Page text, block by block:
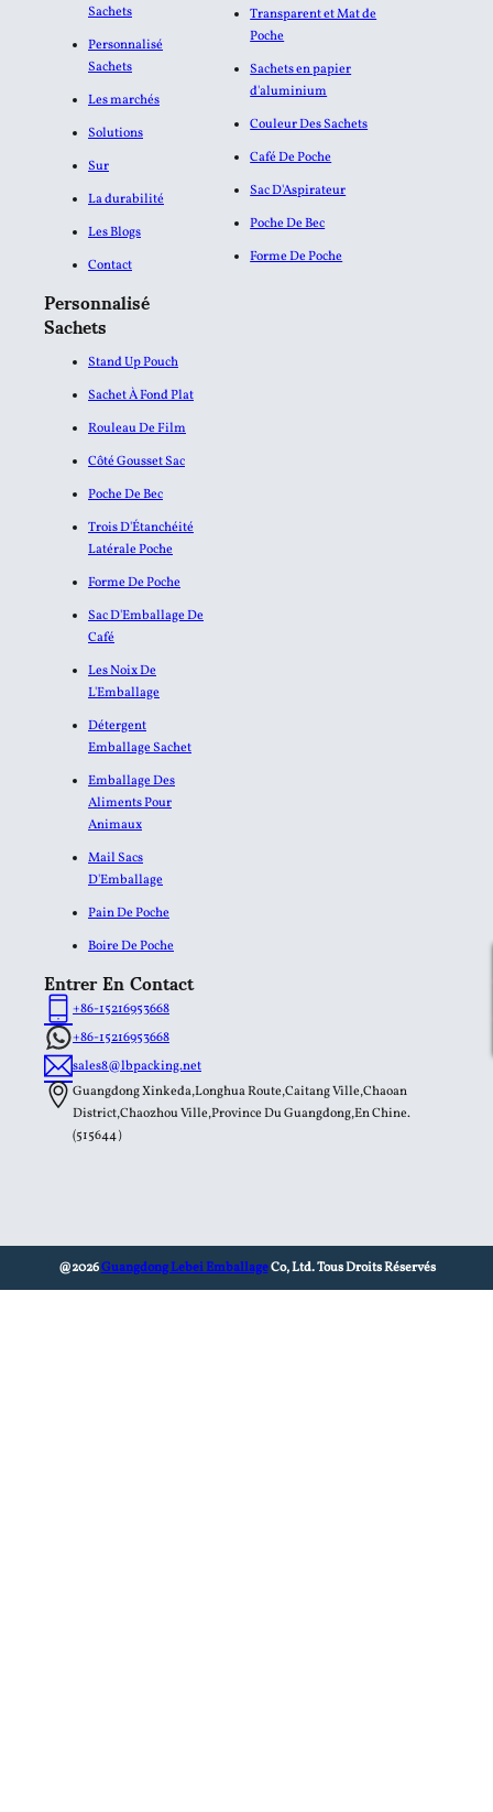
Sachets
Personnalisé
Sachets
Les marchés
Solutions
Sur
La durabilité
Les Blogs
Contact
Transparent et Mat de
Poche
Sachets en papier
d'aluminium​
Couleur Des Sachets
Café De Poche
Sac D'Aspirateur
Poche De Bec
Forme De Poche
Personnalisé
Sachets
Stand Up Pouch
Sachet À Fond Plat
Rouleau De Film
Côté Gousset Sac
Poche De Bec
Trois D'Étanchéité
Latérale Poche
Forme De Poche
Sac D'Emballage De
Café
Les Noix De
L'Emballage
Détergent
Emballage Sachet
Emballage Des
Aliments Pour
Animaux
Mail Sacs
D'Emballage
Pain De Poche
Boire De Poche
Entrer En Contact
+86-15216953668
+86-15216953668
sales8@lbpacking.net
Guangdong Xinkeda,Longhua Route,Caitang Ville,Chaoan
District,Chaozhou Ville,Province Du Guangdong,En Chine.
(515644）
@2026Guangdong Lebei EmballageCo, Ltd. Tous Droits Réservés